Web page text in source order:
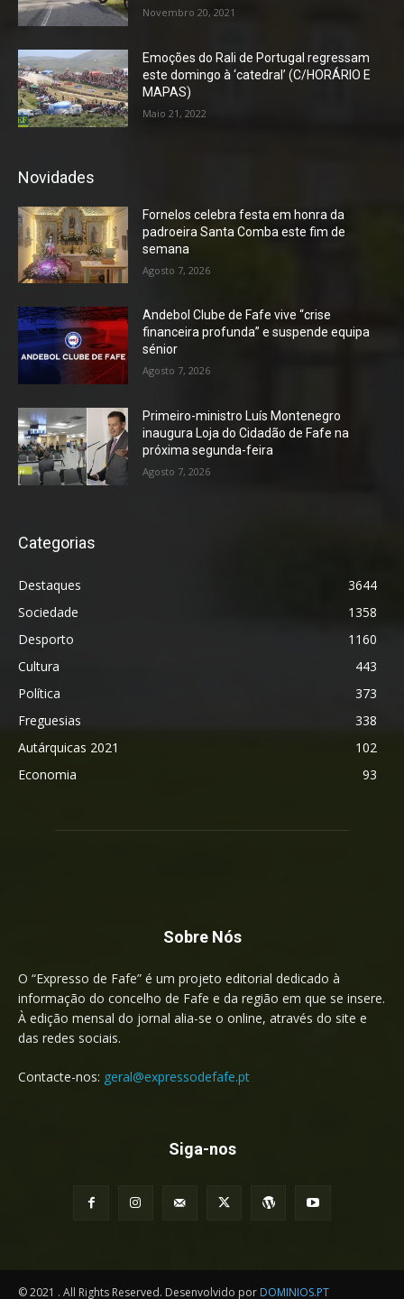
Novembro 20, 2021
Emoções do Rali de Portugal regressam
este domingo à ‘catedral’ (C/HORÁRIO E
MAPAS)
Maio 21, 2022
Novidades
Fornelos celebra festa em honra da
padroeira Santa Comba este fim de
semana
Agosto 7, 2026
Andebol Clube de Fafe vive “crise
financeira profunda” e suspende equipa
sénior
Agosto 7, 2026
Primeiro-ministro Luís Montenegro
inaugura Loja do Cidadão de Fafe na
próxima segunda-feira
Agosto 7, 2026
Categorias
Destaques
3644
Sociedade
1358
Desporto
1160
Cultura
443
Política
373
Freguesias
338
Autárquicas 2021
102
Economia
93
Sobre Nós
O “Expresso de Fafe” é um projeto editorial dedicado à
informação do concelho de Fafe e da região em que se insere.
À edição mensal do jornal alia-se o online, através do site e
das redes sociais.
Contacte-nos: geral@expressodefafe.pt
Siga-nos
© 2021 . All Rights Reserved. Desenvolvido por DOMINIOS.PT